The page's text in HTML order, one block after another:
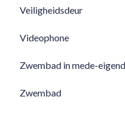
Veiligheidsdeur
Videophone
Zwembad in mede-
Zwembad